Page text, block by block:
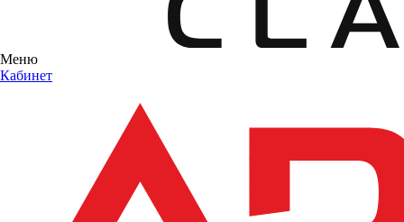
Меню
Кабинет